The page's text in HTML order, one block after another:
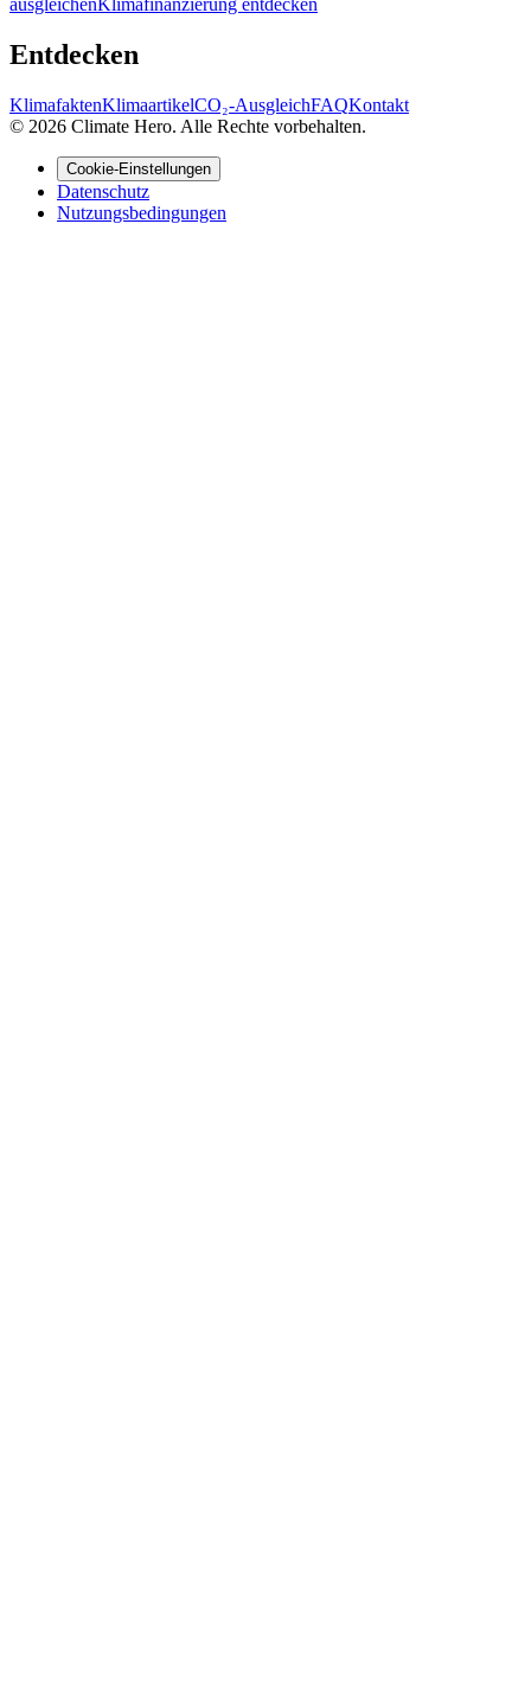
Entdecken
KlimafaktenKlimaartikelCO₂-AusgleichFAQKontakt
© 2026 Climate Hero. Alle Rechte vorbehalten.
Cookie-Einstellungen
Datenschutz
Nutzungsbedingungen